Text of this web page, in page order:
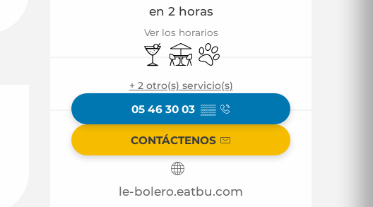
en 2 horas
Ver los horarios
Bar / Refrigerio
TerrazaSe aceptan animales
+ 2 otro(s) servicio(s)
05 46 30 03 ▒▒
CONTÁCTENOS
le-bolero.eatbu.com